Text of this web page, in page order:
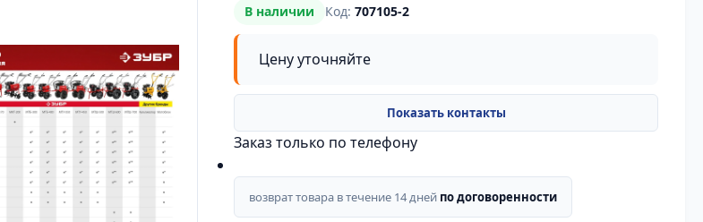
В наличии Код:707105-2
Цену уточняйте
Заказ только по телефону
возврат товара в течение 14 дней по договоренности